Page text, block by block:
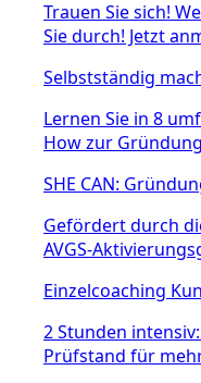
Trauen Sie sich!
Sie durch! Jetzt
Selbstständig
Lernen Sie in 8
How zur
SHE CAN:
Gefördert durch
AVGS-
Einzelcoaching
2 Stunden
Prüfstand für